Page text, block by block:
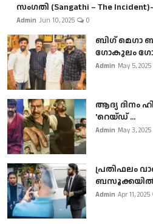
സംഗതി (Sangathi – The
Admin Jun 10, 2025 0
ബി​ഗ് മെഗാ
ഗോകുലം
Admin May 5, 2025
ആദ്യ ദിനം
'റെയ്ഡ് ...
Admin May 3, 2025
പ്രതിഫലം
ബസൂക്കയില്‍
Admin Apr 11, 2025